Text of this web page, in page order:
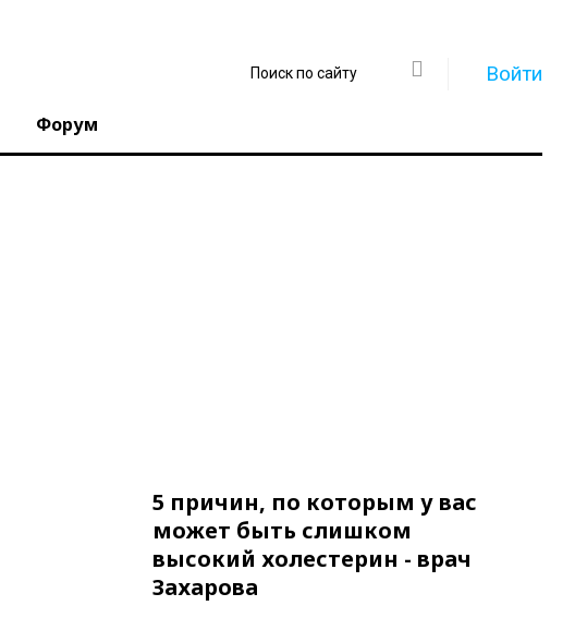
Войти
Форум
5 причин, по которым у вас
может быть слишком
высокий холестерин - врач
Захарова